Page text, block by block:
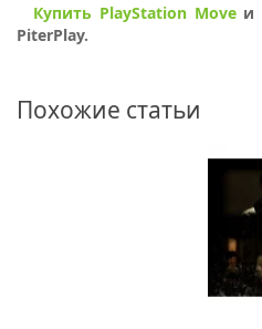
Купить PlayStation Moveи
PiterPlay.
Похожие статьи